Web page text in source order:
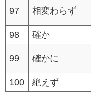
97 相変わらず
98
確か
99 確かに
100
絶えず